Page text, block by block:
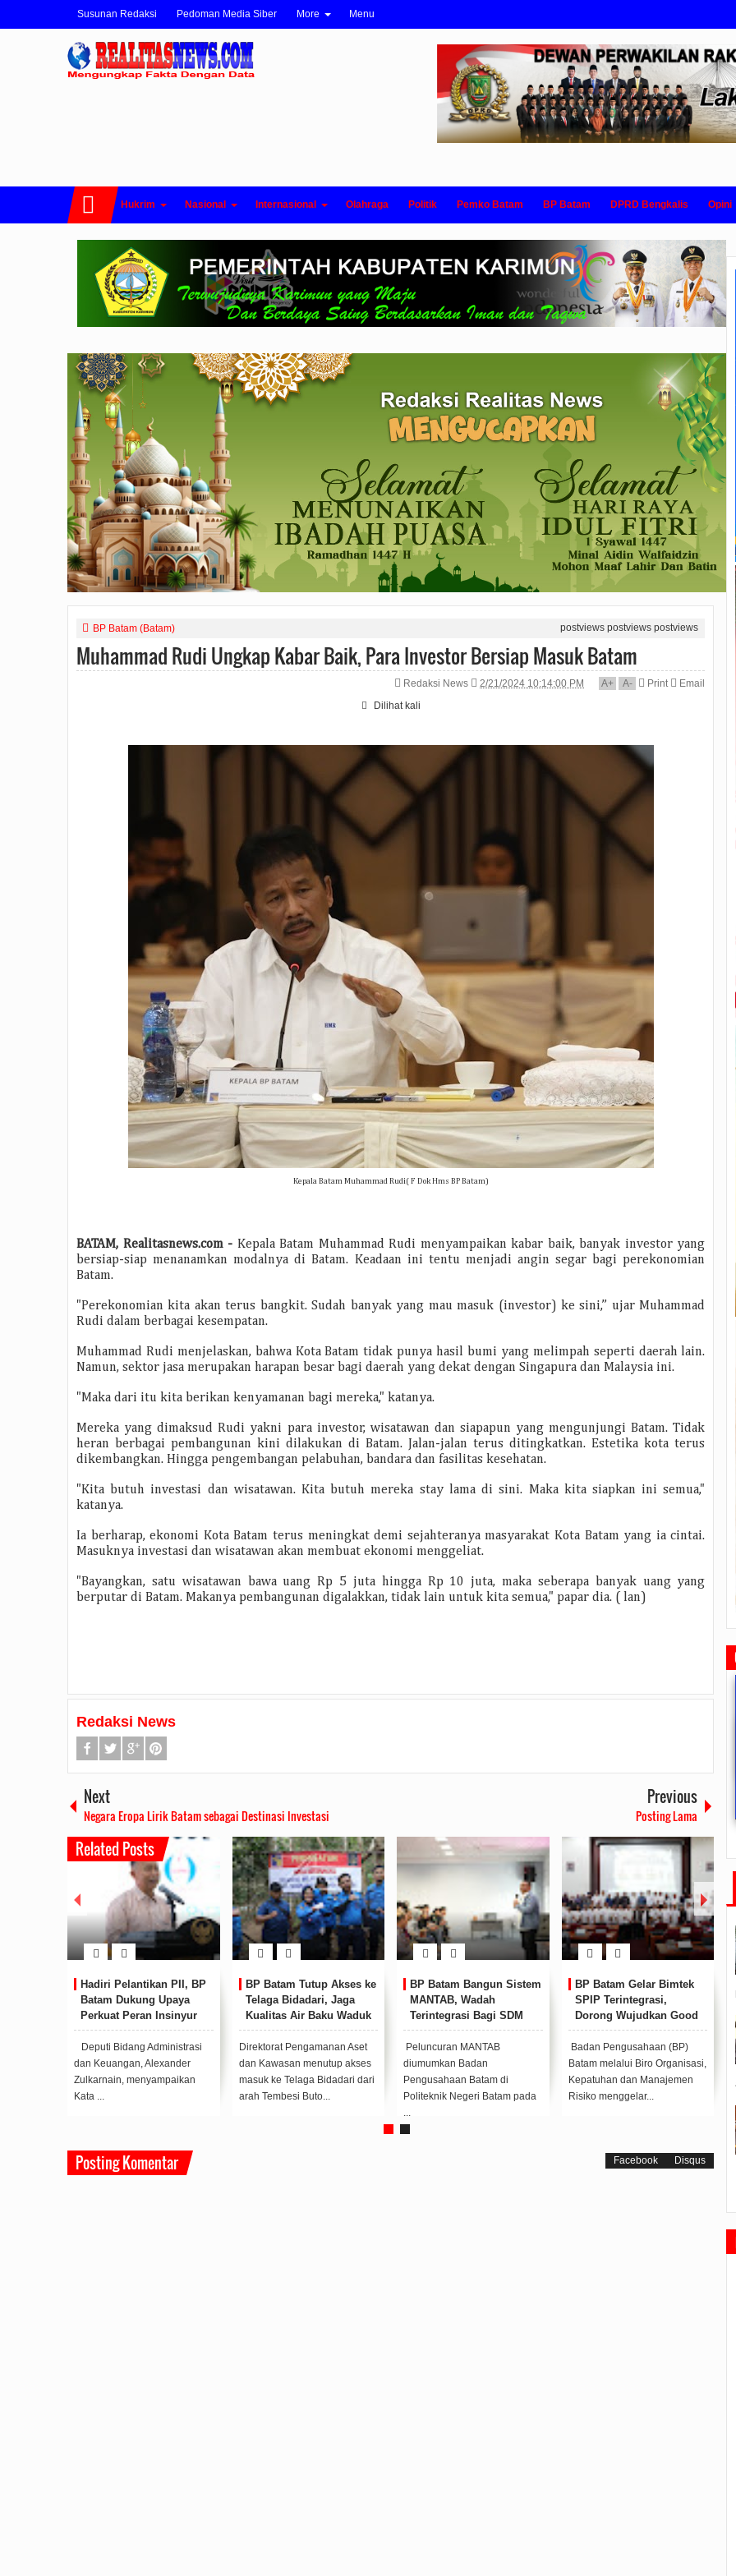
Susunan Redaksi Pedoman Media Siber More Menu
Hukrim Nasional Internasional Olahraga Politik Pemko Batam BP Batam DPRD Bengkalis Opini
BP Batam (Batam) postviewspostviewspostviews
Muhammad Rudi Ungkap Kabar Baik, Para Investor Bersiap Masuk Batam
Redaksi News 2/21/2024 10:14:00 PM A+ A- Print
Email
Dilihat kali
Kepala Batam Muhammad Rudi( F Dok Hms BP Batam)
BATAM, Realitasnews.com - Kepala Batam Muhammad Rudi menyampaikan kabar baik, banyak investor yang
bersiap-siap menanamkan modalnya di Batam. Keadaan ini tentu menjadi angin segar bagi perekonomian
Batam.
"Perekonomian kita akan terus bangkit. Sudah banyak yang mau masuk (investor) ke sini,” ujar Muhammad
Rudi dalam berbagai kesempatan.
Muhammad Rudi menjelaskan, bahwa Kota Batam tidak punya hasil bumi yang melimpah seperti daerah lain.
Namun, sektor jasa merupakan harapan besar bagi daerah yang dekat dengan Singapura dan Malaysia ini.
"Maka dari itu kita berikan kenyamanan bagi mereka," katanya.
Mereka yang dimaksud Rudi yakni para investor, wisatawan dan siapapun yang mengunjungi Batam. Tidak
heran berbagai pembangunan kini dilakukan di Batam. Jalan-jalan terus ditingkatkan. Estetika kota terus
dikembangkan. Hingga pengembangan pelabuhan, bandara dan fasilitas kesehatan.
"Kita butuh investasi dan wisatawan. Kita butuh mereka stay lama di sini. Maka kita siapkan ini semua,"
katanya.
Ia berharap, ekonomi Kota Batam terus meningkat demi sejahteranya masyarakat Kota Batam yang ia cintai.
Masuknya investasi dan wisatawan akan membuat ekonomi menggeliat.
"Bayangkan, satu wisatawan bawa uang Rp 5 juta hingga Rp 10 juta, maka seberapa banyak uang yang
berputar di Batam. Makanya pembangunan digalakkan, tidak lain untuk kita semua," papar dia. ( lan)
Redaksi News
Next
Negara Eropa Lirik Batam sebagai Destinasi Investasi
Previous
Posting Lama
Related Posts
Tutup Akses ke
Bidadari, Jaga
Air Baku Waduk
Pengamanan Aset
menutup akses
ke Telaga Bidadari dari
BP Batam Bangun Sistem
MANTAB, Wadah
Terintegrasi Bagi SDM
dan Dunia Usaha
Peluncuran MANTAB
diumumkan Badan
Pengusahaan Batam di
Politeknik Negeri Batam pada
BP Batam Gelar Bimtek
SPIP Terintegrasi,
Dorong Wujudkan Good
Governance
Badan Pengusahaan (BP)
Batam melalui Biro Organisasi,
Kepatuhan dan Manajemen
Risiko menggelar...
Lestarikan Lingkungan,
BP Batam dan PT TDK
Tanam 200 Pohon Bambu
Badan Pengusahaan (BP)
Batam bersama PT TDK
Electronics Indonesia
menggelar giat penanaman
Kepala BP Batam
Penuh Event
Dorong Generasi
Berprestasi
Kepala BP Batam,
Achmad apresiasi
School Futsal
2025 yang digela...
Posting Komentar Facebook Disqus
Safari Ramadhan Walikota
Silahturahmi Dan Komunikasi
Dengan Masyarakat